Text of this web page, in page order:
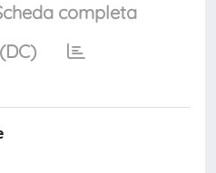
completa